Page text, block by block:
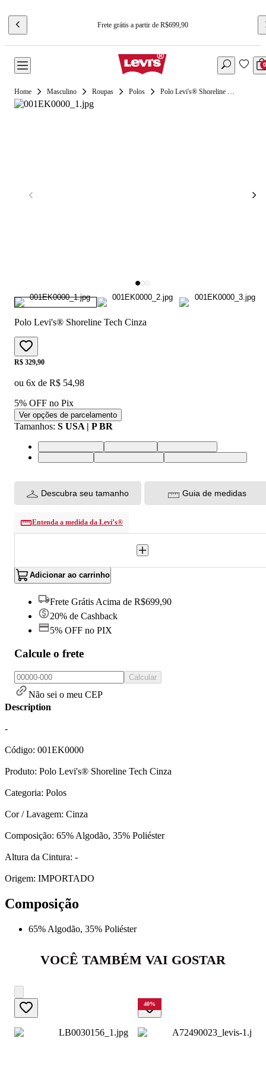
Frete grátis a partir de R$699,90
0
Masculino Roupas Polos Polo Levi's® Shoreline Tech Cinza
Polo Levi's® Shoreline Tech Cinza
Price:
R$ 329,90
ou 6x de R$ 54,98
5% OFF no Pix
Ver opções de parcelamento
Tamanhos: S USA | P BR
XS USA | PP BRS USA | P BRM USA | M BR
L USA | G BRXL USA | GG BRXXL USA | EGG BR
Descubra seu tamanho Guia de medidas
Entenda a medida da Levi’s®
Adicionar ao carrinho
Frete Grátis Acima de R$699,90
20% de Cashback
5% OFF no PIX
Calcule o frete
Calcular
Não sei o meu CEP
Description
-
Código: 001EK0000
Produto: Polo Levi's® Shoreline Tech Cinza
Categoria: Polos
Cor / Lavagem: Cinza
Composição: 65% Algodão, 35% Poliéster
Altura da Cintura: -
Origem: IMPORTADO
Composição
65% Algodão, 35% Poliéster
VOCÊ TAMBÉM VAI GOSTAR
40%